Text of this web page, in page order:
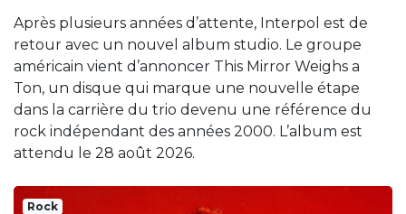
Après plusieurs années d’attente, Interpol est de
retour avec un nouvel album studio. Le groupe
américain vient d’annoncer This Mirror Weighs a
Ton, un disque qui marque une nouvelle étape
dans la carrière du trio devenu une référence du
rock indépendant des années 2000. L’album est
attendu le 28 août 2026.
Rock